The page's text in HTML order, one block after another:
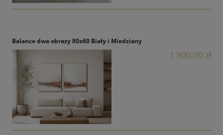
Balance dwa obrazy 80x60 Biały i Miedziany
1 900,00 zł